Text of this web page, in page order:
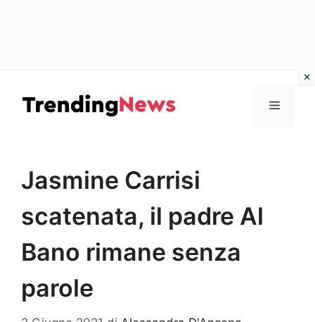
contenuto
Menu
Jasmine Carrisi
scatenata, il padre Al
Bano rimane senza
parole